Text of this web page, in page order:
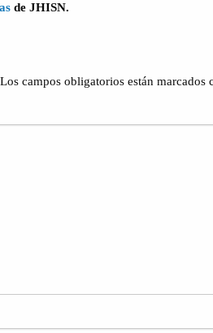
de JHISN.
Los campos obligatorios están marcados